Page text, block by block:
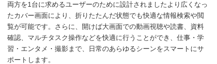
両方を1台に求めるユーザーのために設計されましたより広くなっ
たカバー画面により、折りたたんだ状態でも快適な情報検索や閲
覧が可能です。さらに、開けば大画面での動画視聴や読書、資料
確認、マルチタスク操作などを快適に行うことができ、仕事・学
習・エンタメ・撮影まで、日常のあらゆるシーンをスマートにサ
ポートします。